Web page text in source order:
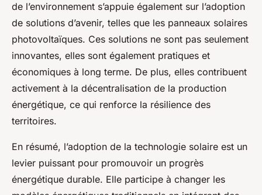
de l’environnement s’appuie également sur l’adoption
de solutions d’avenir, telles que les panneaux solaires
photovoltaïques. Ces solutions ne sont pas seulement
innovantes, elles sont également pratiques et
économiques à long terme. De plus, elles contribuent
activement à la décentralisation de la production
énergétique, ce qui renforce la résilience des
territoires.
En résumé, l’adoption de la technologie solaire est un
levier puissant pour promouvoir un progrès
énergétique durable. Elle participe à changer les